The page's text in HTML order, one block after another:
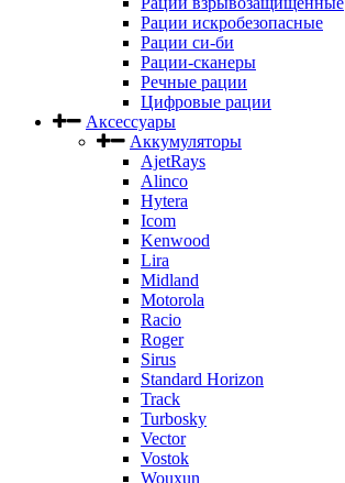
Рации искробезопасные
Рации си-би
Рации-сканеры
Речные рации
Цифровые рации
Аксессуары
Аккумуляторы
AjetRays
Alinco
Hytera
Icom
Kenwood
Lira
Midland
Motorola
Racio
Roger
Sirus
Standard Horizon
Track
Turbosky
Vector
Vostok
Wouxun